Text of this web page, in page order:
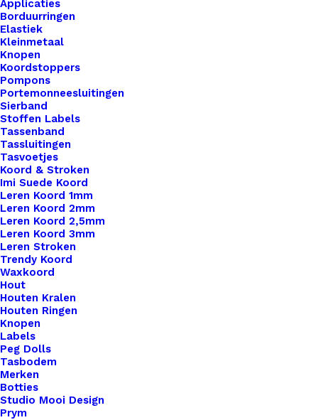
Applicaties
Borduurringen
Elastiek
Kleinmetaal
Knopen
Koordstoppers
Pompons
Portemonneesluitingen
Sierband
Stoffen Labels
Tassenband
Tassluitingen
Tasvoetjes
Koord & Stroken
Imi Suede Koord
Leren Koord 1mm
Leren Koord 2mm
Leren Koord 2,5mm
Leren Koord 3mm
Leren Stroken
Trendy Koord
Waxkoord
Hout
Houten Kralen
Houten Ringen
Knopen
Labels
Peg Dolls
Tasbodem
Merken
Botties
Studio Mooi Design
Prym
Gelaserd
Made
By
Mama
Sierlijk
aantal
Toevoegen aan verlanglijst
Artikelnummer
Categorie
Binnen 1-3 werkdagen verzonden
Veilig betalen
Unieke en kwaliteitsproducten
Nog meer leuks!